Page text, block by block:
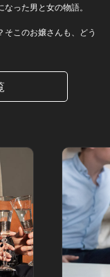
った男と女の物語。
このお嬢さんも、どう